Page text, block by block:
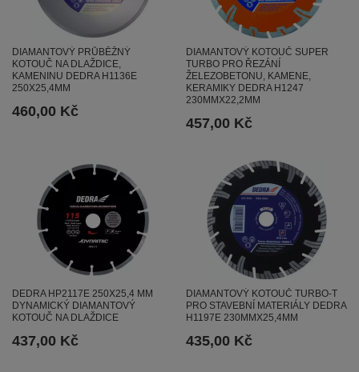
DIAMANTOVÝ PRŮBĚŽNÝ
KOTOUČ NA DLAŽDICE,
KAMENINU DEDRA H1136E
250X25,4MM
460,00 Kč
DIAMANTOVÝ KOTOUČ SUPER
TURBO PRO ŘEZÁNÍ
ŽELEZOBETONU, KAMENE,
KERAMIKY DEDRA H1247
230MMX22,2MM
457,00 Kč
DEDRA HP2117E 250X25,4 MM
DYNAMICKÝ DIAMANTOVÝ
KOTOUČ NA DLAŽDICE
437,00 Kč
DIAMANTOVÝ KOTOUČ TURBO-T
PRO STAVEBNÍ MATERIÁLY DEDRA
H1197E 230MMX25,4MM
435,00 Kč